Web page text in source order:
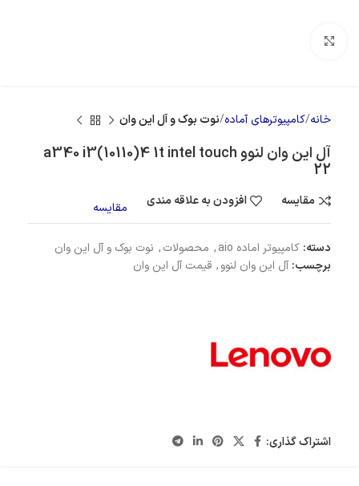
خانه کامپیوترهای آماده نوت بوک و آل این وان
آل این وان لنوو a340 i3(10110)4 1t intel touch
22
مقایسه افزودن به علاقه مندی مقایسه
دسته: کامپیوتر اماده aio , محصولات, نوت بوک و آل این وان
برچسب: آل این وان لنوو, قیمت آل این وان
اشتراک گذاری: